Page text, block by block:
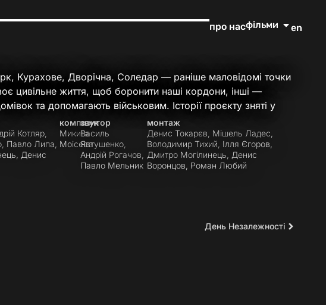
про насфільми en
Курахове, Дворічна, Соледар — раніше маловідомі точки
цивільне життя, щоб боронити наші кордони, інші —
та допомагають військовим. Історії проєкту зняті у
Котляр,
Павло Липа,
Денис
композитор
Микита
Моісеєв
звук
Василь
Явтушенко,
Андрій Рогачов,
Павло Мельник
монтаж
Денис Токарєв, Мішель Ладес,
Володимир Тихий, Ілля Єгоров,
Дмитро Могілинець, Денис
Воронцов, Роман Любий
День Незалежності